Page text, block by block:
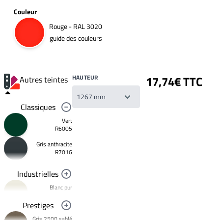
Couleur
Rouge - RAL 3020
guide des couleurs
Autres teintes
Classiques
Vert
R6005
Gris anthracite
R7016
Industrielles
Blanc pur
Noir foncé
Prestiges
HAUTEUR 17,74€ TTC
Votre
liste
souhaits
Un
produit
Créer